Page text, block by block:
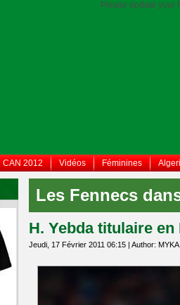
Please update your
CAN 2012 Vidéos Féminines
Les Fennecs
H. Yebda titulaire
Jeudi, 17 Février 2011 06:15 | Author: MYKA |